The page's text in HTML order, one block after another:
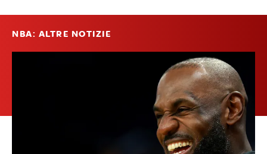
NBA: ALTRE NOTIZIE